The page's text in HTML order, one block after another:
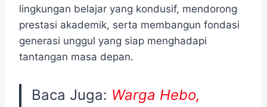
lingkungan belajar yang kondusif, mendorong
prestasi akademik, serta membangun fondasi
generasi unggul yang siap menghadapi
tantangan masa depan.
Baca Juga: Warga Hebo,